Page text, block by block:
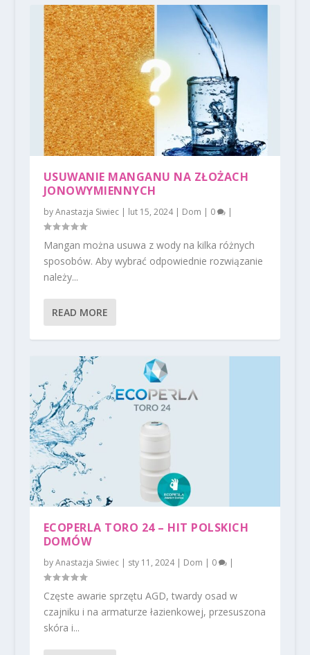
USUWANIE MANGANU NA ZŁOŻACH
JONOWYMIENNYCH
byAnastazja Siwiec| lut 15, 2024| Dom | 0 |
Mangan można usuwa z wody na kilka różnych
sposobów. Aby wybrać odpowiednie rozwiązanie
należy...
READ MORE
ECOPERLA TORO 24 – HIT POLSKICH
DOMÓW
byAnastazja Siwiec| sty 11, 2024| Dom | 0 |
Częste awarie sprzętu AGD, twardy osad w
czajniku i na armaturze łazienkowej, przesuszona
skóra i...